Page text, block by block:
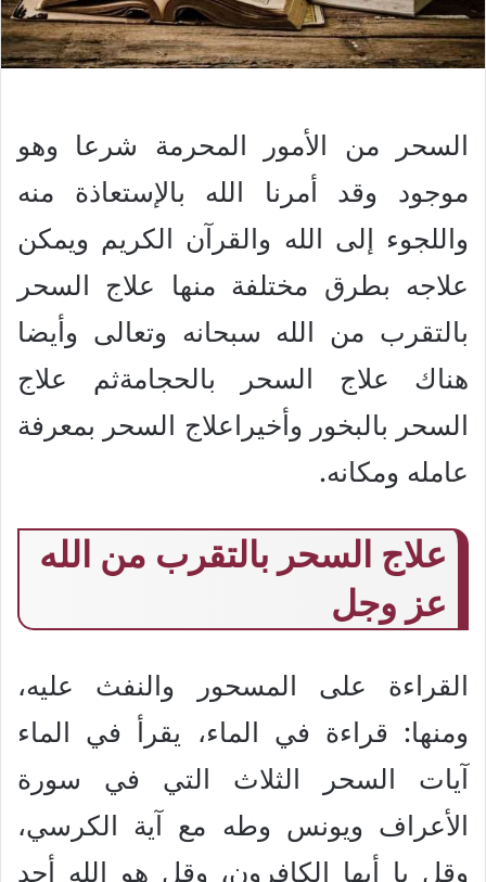
السحر من الأمور المحرمة شرعا وهو
موجود وقد أمرنا الله بالإستعاذة منه
واللجوء إلى الله والقرآن الكريم ويمكن
علاجه بطرق مختلفة منها علاج السحر
بالتقرب من الله سبحانه وتعالى وأيضا
هناك علاج السحر بالحجامةثم علاج
السحر بالبخور وأخيراعلاج السحر بمعرفة
عامله ومكانه.
علاج السحر بالتقرب من الله
عز وجل
القراءة على المسحور والنفث عليه،
ومنها: قراءة في الماء، يقرأ في الماء
آيات السحر الثلاث التي في سورة
الأعراف ويونس وطه مع آية الكرسي،
وقل يا أيها الكافرون، وقل هو الله أحد